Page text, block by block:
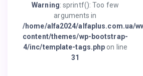
Warning: sprintf(): Too few
arguments in
/home/alfa2024/alfaplus.com.ua/
content/themes/wp-bootstrap-
4/inc/template-tags.php on line
31